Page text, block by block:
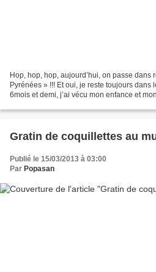
Hop, hop, hop, aujourd’hui, on passe dans
Pyrénées » !!! Et oui, je reste toujours dans
6mois et demi, j’ai vécu mon enfance et
Gratin de coquillettes au
Publié le 15/03/2013 à 03:00
Par Popasan